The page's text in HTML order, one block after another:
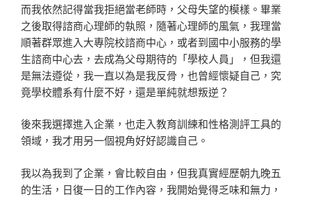
而我依然記得當我拒絕當老師時，父母失望的模樣。畢業
之後取得諮商心理師的執照，隨著心理師的風氣，我理當
順著群眾進入大專院校諮商中心，或者到國中小服務的學
生諮商中心去，去成為父母期待的「學校人員」，但我還
是無法遵從，我一直以為是我反骨，也曾經懷疑自己，究
竟學校體系有什麼不好，還是單純就想叛逆？
後來我選擇進入企業，也走入教育訓練和性格測評工具的
領域，我才用另一個視角好好認識自己。
我以為我到了企業，會比較自由，但我真實經歷朝九晚五
的生活，日復一日的工作內容，我開始覺得乏味和無力，